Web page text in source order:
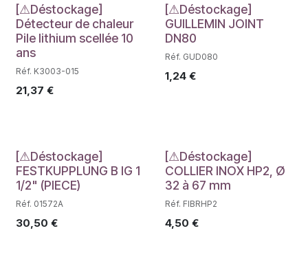
Déstockage
[⚠Déstockage]
Détecteur de chaleur
Pile lithium scellée 10
ans
Réf. K3003-015
21,37 €
Déstockage
[⚠Déstockage]
GUILLEMIN JOINT
DN80
Réf. GUD080
1,24€
Déstockage
[⚠Déstockage]
FESTKUPPLUNG B IG 1
1/2" (PIECE)
Réf. 01572A
30,50 €
Déstockage
[⚠Déstockage]
COLLIER INOX HP2, Ø
32 à 67 mm
Réf. FIBRHP2
4,50 €